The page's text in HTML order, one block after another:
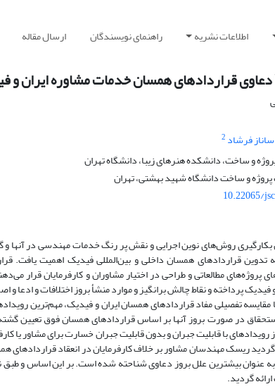
اطلاعات نشریه راهنمای نویسندگان ارسال مقاله
قراردادهای همسان خدمات مشاوره ایران و
ساناز فرشاد 2
و ساخت، دانشکده هنرهای زیبا، دانشگاه تهران
و ساخت دانشگاه شهید بهشتی، تهران
10.22065/
روش‌های نوین اجرایی و نقش پر رنگ خدمات مهندسی در آنها
تدوین قراردادهای همسان داخلی و بین‌المللی فیدیک اهمیت یافت.
مطالعاتی و طراحی در اختیار مشاوران و کارفرمایان قرار
پرداخته و نقاط چالش ‌برانگیز و موارد منشأ بروز اختلافات و ادعا و
مقایسه تفصیلی مفاد قراردادهای همسان ایران و فیدیک، مهم‌ترین
در صورت بروز آنها بر اساس قراردادهای همسان فوق تعیین
با قابلیت جبران و بدون قابلیت جبران خسارت برای مشاور یا
ریسک مهندسان مشاور بر خلاف کارفرمایان در انعقاد قراردادهای
عنوان بیشترین علل بروز دعاوی شناحته شده است. بر این اساس و طبق
گردید.